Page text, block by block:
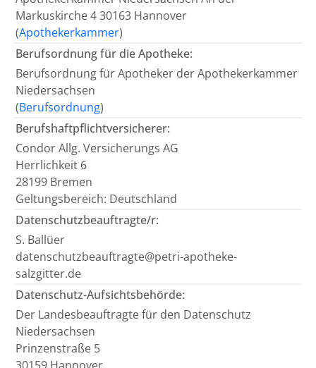
Markuskirche 4 30163 Hannover
(Apothekerkammer)
Berufsordnung für die Apotheke:
Berufsordnung für Apotheker der Apothekerkammer
Niedersachsen
(Berufsordnung)
Berufshaftpflichtversicherer:
Condor Allg. Versicherungs AG
Herrlichkeit 6
28199 Bremen
Geltungsbereich: Deutschland
Datenschutzbeauftragte/r:
S. Ballüer
datenschutzbeauftragte@petri-apotheke-
salzgitter.de
Datenschutz-Aufsichtsbehörde:
Der Landesbeauftragte für den Datenschutz
Niedersachsen
Prinzenstraße 5